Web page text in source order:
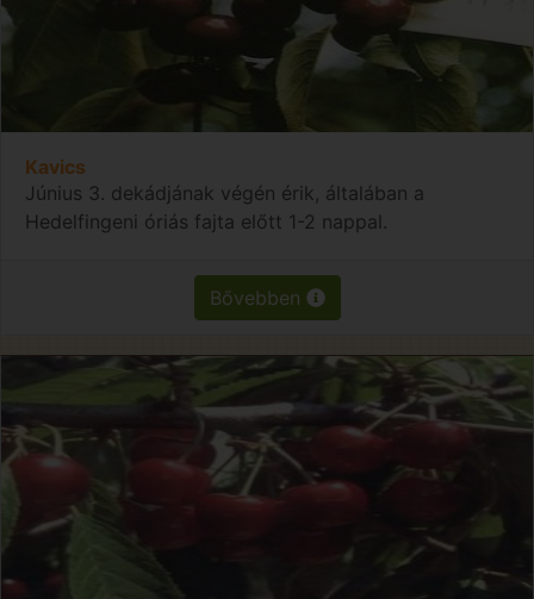
Kavics
Június 3. dekádjának végén érik, általában a
Hedelfingeni óriás fajta előtt 1-2 nappal.
Bővebben